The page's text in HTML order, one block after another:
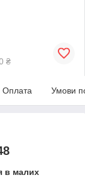
₴
Оплата Умови
в малих